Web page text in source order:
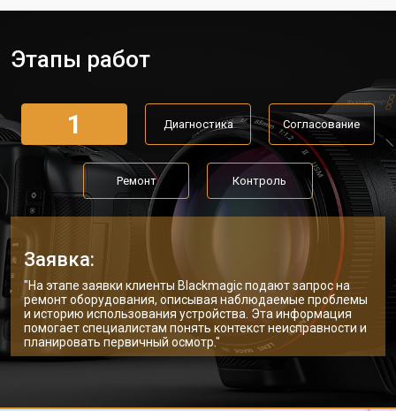
Этапы работ
1 Диагностика Согласование
Ремонт Контроль
Заявка:
"На этапе заявки клиенты Blackmagic подают запрос на
ремонт оборудования, описывая наблюдаемые проблемы
и историю использования устройства. Эта информация
помогает специалистам понять контекст неисправности и
планировать первичный осмотр."